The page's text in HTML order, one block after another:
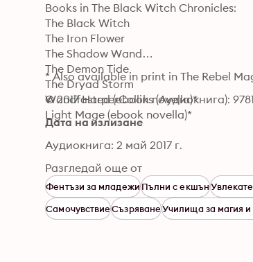
Books in The Black Witch Chronicles:
The Black Witch
The Iron Flower
The Shadow Wand
The Demon Tide
The Dryad Storm
Wandfasted (ebook novella)*
Light Mage (ebook novella)*
* Also available in print in The Rebel
© 2017 HarperCollins (Аудиокнига):
Дата на излизане
Аудиокнига: 2 май 2017 г.
Разгледай още от
Фентъзи за младежиПълни с екшън
СамочувствиеСъзряванеУчилища за магия